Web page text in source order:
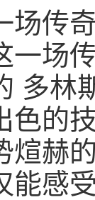
场传
一场
多林
色的
煊赫
能感